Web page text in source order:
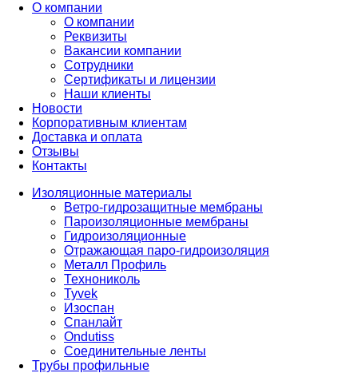
О компании
О компании
Реквизиты
Вакансии компании
Сотрудники
Сертификаты и лицензии
Наши клиенты
Новости
Корпоративным клиентам
Доставка и оплата
Отзывы
Контакты
Изоляционные материалы
Ветро-гидрозащитные мембраны
Пароизоляционные мембраны
Гидроизоляционные
Отражающая паро-гидроизоляция
Металл Профиль
Технониколь
Tyvek
Изоспан
Спанлайт
Ondutiss
Соединительные ленты
Трубы профильные